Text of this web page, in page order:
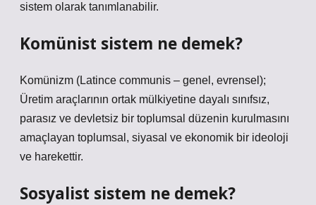
sistem olarak tanımlanabilir.
Komünist sistem ne demek?
Komünizm (Latince communis – genel, evrensel);
Üretim araçlarının ortak mülkiyetine dayalı sınıfsız,
parasız ve devletsiz bir toplumsal düzenin kurulmasını
amaçlayan toplumsal, siyasal ve ekonomik bir ideoloji
ve harekettir.
Sosyalist sistem ne demek?